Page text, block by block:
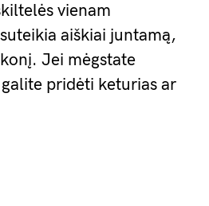
vienam
aiškiai juntamą,
Jei mėgstate
pridėti keturias ar